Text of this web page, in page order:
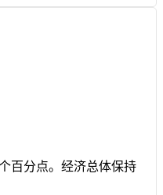
百分点。经济总体保持